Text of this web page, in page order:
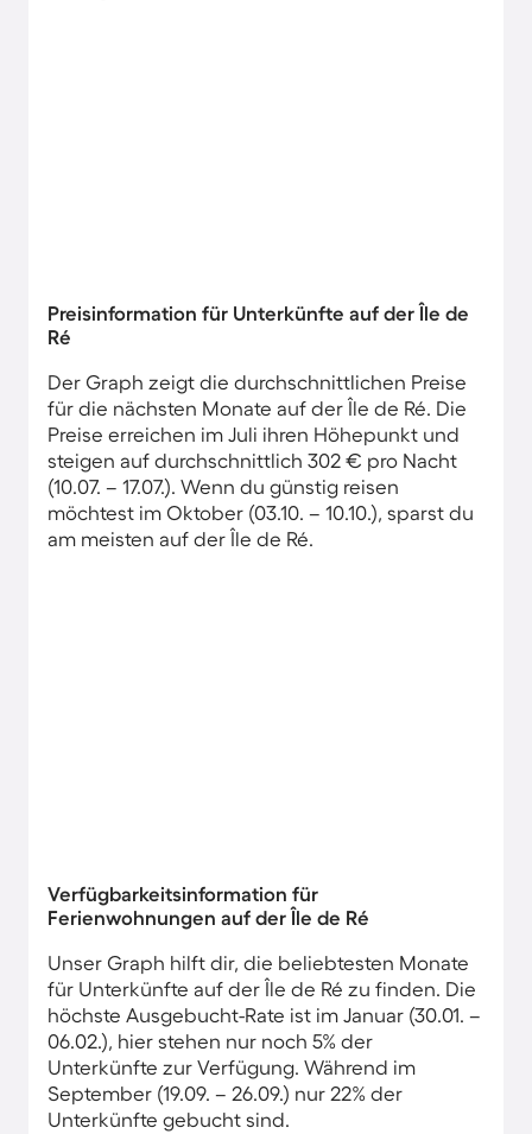
Preisinformation für Unterkünfte auf der Île de
Ré
Der Graph zeigt die durchschnittlichen Preise
für die nächsten Monate auf der Île de Ré. Die
Preise erreichen im Juli ihren Höhepunkt und
steigen auf durchschnittlich 302 € pro Nacht
(10.07. – 17.07.). Wenn du günstig reisen
möchtest im Oktober (03.10. – 10.10.), sparst du
am meisten auf der Île de Ré.
Verfügbarkeitsinformation für
Ferienwohnungen auf der Île de Ré
Unser Graph hilft dir, die beliebtesten Monate
für Unterkünfte auf der Île de Ré zu finden. Die
höchste Ausgebucht-Rate ist im Januar (30.01. –
06.02.), hier stehen nur noch 5% der
Unterkünfte zur Verfügung. Während im
September (19.09. – 26.09.) nur 22% der
Unterkünfte gebucht sind.